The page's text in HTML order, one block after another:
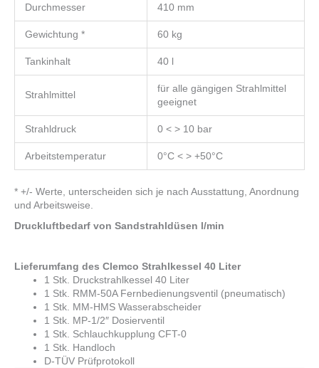
Durchmesser 410 mm
Gewichtung * 60 kg
Tankinhalt 40 l
Strahlmittel
für alle gängigen Strahlmittel
geeignet
Strahldruck 0 < > 10 bar
Arbeitstemperatur 0°C < > +50°C
* +/- Werte, unterscheiden sich je nach Ausstattung, Anordnung
und Arbeitsweise.
Druckluftbedarf von Sandstrahldüsen l/min
Lieferumfang des Clemco Strahlkessel 40 Liter
1 Stk. Druckstrahlkessel 40 Liter
1 Stk. RMM-50A Fernbedienungsventil (pneumatisch)
1 Stk. MM-HMS Wasserabscheider
1 Stk. MP-1/2″ Dosierventil
1 Stk. Schlauchkupplung CFT-0
1 Stk. Handloch
D-TÜV Prüfprotokoll